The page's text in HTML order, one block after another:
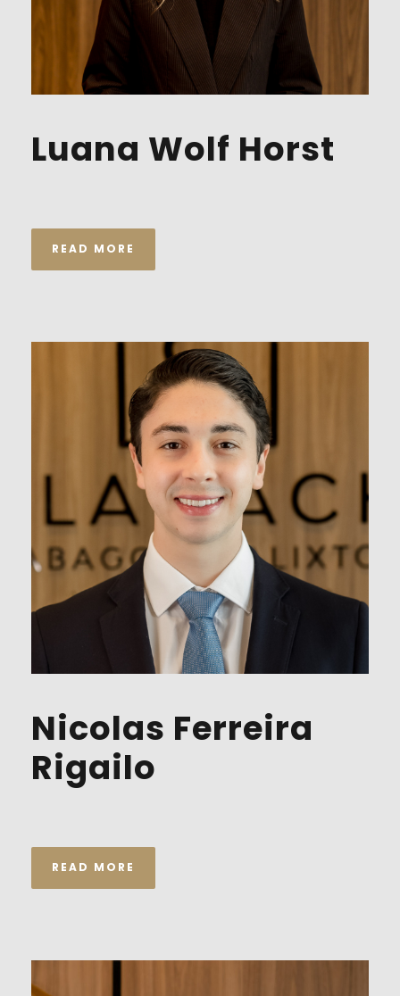
Luana Wolf Horst
READ MORE
Nicolas Ferreira
Rigailo
READ MORE